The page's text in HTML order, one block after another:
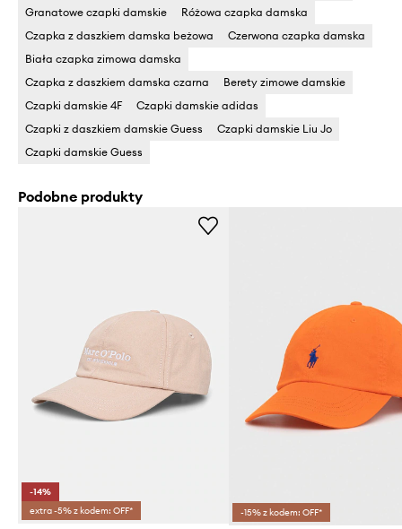
Granatowe czapki damskie
Różowa czapka damska
Czapka z daszkiem damska beżowa
Czerwona czapka damska
Biała czapka zimowa damska
Czapka z daszkiem damska czarna
Berety zimowe damskie
Czapki damskie 4F
Czapki damskie adidas
Czapki z daszkiem damskie Guess
Czapki damskie Liu Jo
Czapki damskie Guess
Podobne produkty
-14%
extra -5% z kodem: OFF*
-15% z kodem: OFF*